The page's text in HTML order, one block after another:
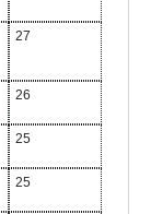
27
26
25
25